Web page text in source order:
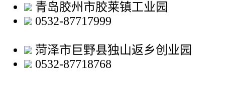
青岛胶州市胶莱镇工业园
0532-87717999
菏泽市巨野县独山返乡创业园
0532-87718768